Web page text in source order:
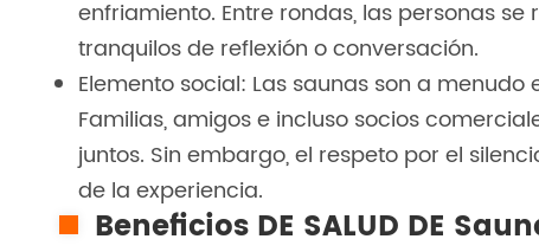
enfriamiento. Entre rondas, las personas
tranquilos de reflexión o conversación.
Elemento social: Las saunas son a
Familias, amigos e incluso socios
juntos. Sin embargo, el respeto por el
de la experiencia.
Beneficios DE SALUD DE